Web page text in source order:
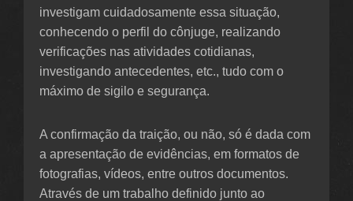
investigam cuidadosamente essa situação,
conhecendo o perfil do cônjuge, realizando
verificações nas atividades cotidianas,
investigando antecedentes, etc., tudo com o
máximo de sigilo e segurança.
A confirmação da traição, ou não, só é dada com
a apresentação de evidências, em formatos de
fotografias, vídeos, entre outros documentos.
Através de um trabalho definido junto ao